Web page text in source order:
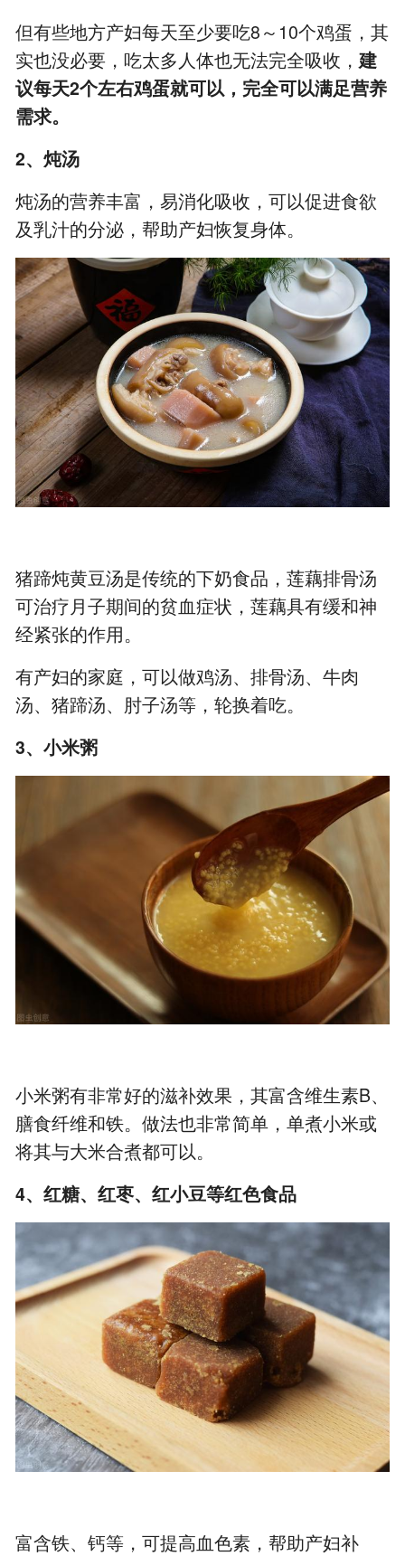
但有些地方产妇每天至少要吃8～10个鸡蛋，其
实也没必要，吃太多人体也无法完全吸收，建
议每天2个左右鸡蛋就可以，完全可以满足营养
需求。
2、炖汤
炖汤的营养丰富，易消化吸收，可以促进食欲
及乳汁的分泌，帮助产妇恢复身体。
猪蹄炖黄豆汤是传统的下奶食品，莲藕排骨汤
可治疗月子期间的贫血症状，莲藕具有缓和神
经紧张的作用。
有产妇的家庭，可以做鸡汤、排骨汤、牛肉
汤、猪蹄汤、肘子汤等，轮换着吃。
3、小米粥
小米粥有非常好的滋补效果，其富含维生素B、
膳食纤维和铁。做法也非常简单，单煮小米或
将其与大米合煮都可以。
4、红糖、红枣、红小豆等红色食品
富含铁、钙等，可提高血色素，帮助产妇补